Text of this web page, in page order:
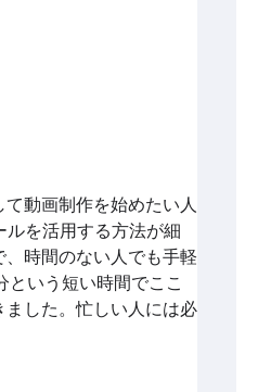
動画制作を始めたい人
を活用する方法が細
時間のない人でも手軽
という短い時間でここ
ました。忙しい人には必